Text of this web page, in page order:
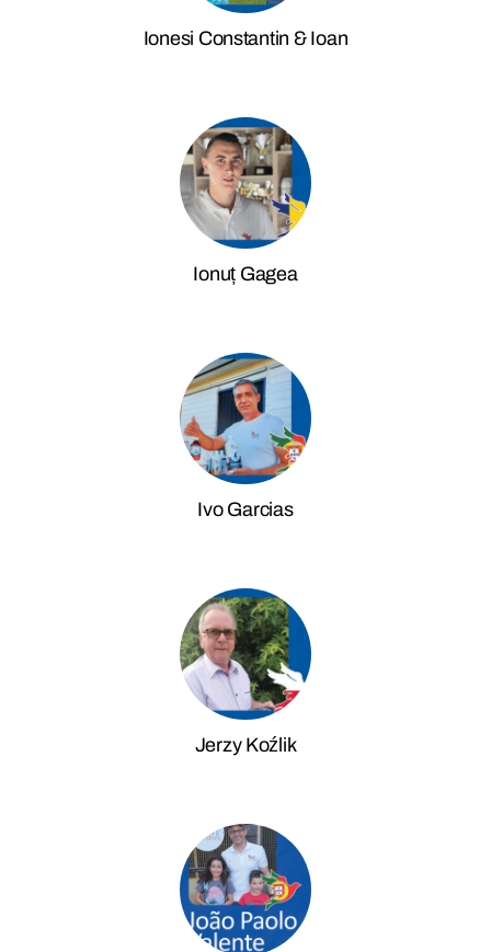
Ionesi Constantin & Ioan
Ionuț Gagea
Ivo Garcias
Jerzy Koźlik